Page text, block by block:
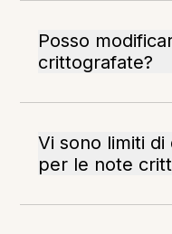
Posso
crittografate?
Vi sono limiti
per le note